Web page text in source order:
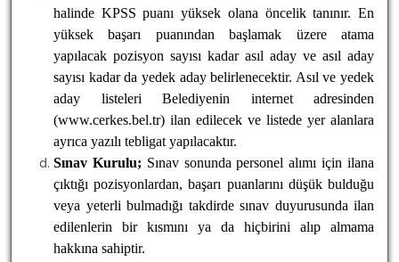
halinde KPSS puanı yüksek olana öncelik tanınır. En
yüksek başarı puanından başlamak üzere atama
yapılacak pozisyon sayısı kadar asıl aday ve asıl aday
sayısı kadar da yedek aday belirlenecektir. Asıl ve yedek
aday listeleri Belediyenin internet adresinden
(www.cerkes.bel.tr) ilan edilecek ve listede yer alanlara
ayrıca yazılı tebligat yapılacaktır.
Sınav Kurulu; Sınav sonunda personel alımı için ilana
çıktığı pozisyonlardan, başarı puanlarını düşük bulduğu
veya yeterli bulmadığı takdirde sınav duyurusunda ilan
edilenlerin bir kısmını ya da hiçbirini alıp almama
hakkına sahiptir.